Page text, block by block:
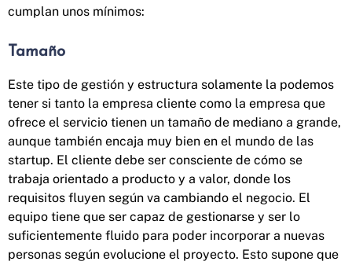
cumplan unos mínimos:
Tamaño
Este tipo de gestión y estructura solamente la podemos
tener si tanto la empresa cliente como la empresa que
ofrece el servicio tienen un tamaño de mediano a grande,
aunque también encaja muy bien en el mundo de las
startup. El cliente debe ser consciente de cómo se
trabaja orientado a producto y a valor, donde los
requisitos fluyen según va cambiando el negocio. El
equipo tiene que ser capaz de gestionarse y ser lo
suficientemente fluido para poder incorporar a nuevas
personas según evolucione el proyecto. Esto supone que